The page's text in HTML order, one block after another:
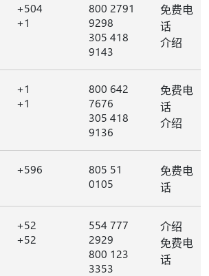
+504
+1
800 2791
9298
305 418
9143
免费电
话
介绍
+1
+1
800 642
7676
305 418
9136
免费电
话
介绍
+596
805 51
0105
免费电
话
+52
+52
554 777
2929
800 123
3353
介绍
免费电
话